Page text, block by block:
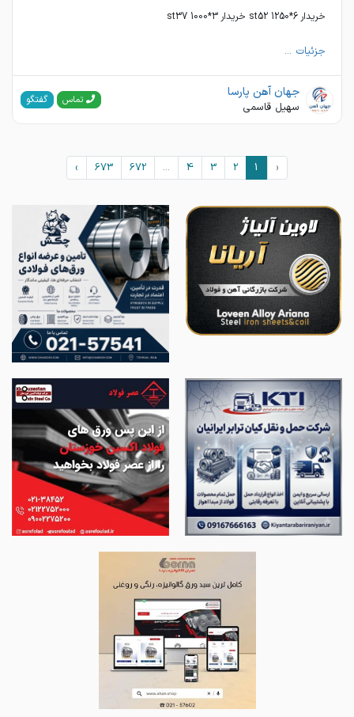
خریدار 6*1250 st52 خریدار 3*1000 st37
جزئیات ...
جهان آهن پارسا
سهیل قاسمی تماس گفتگو
‹
1
2
3
4
...
672
673
›